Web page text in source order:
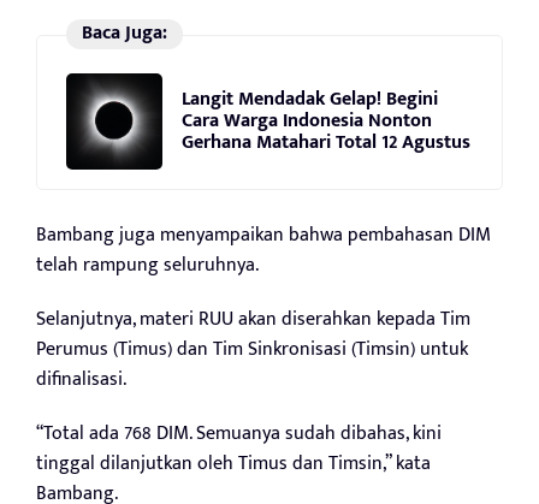
Baca Juga:
Langit Mendadak Gelap! Begini
Cara Warga Indonesia Nonton
Gerhana Matahari Total 12 Agustus
Bambang juga menyampaikan bahwa pembahasan DIM
telah rampung seluruhnya.
Selanjutnya, materi RUU akan diserahkan kepada Tim
Perumus (Timus) dan Tim Sinkronisasi (Timsin) untuk
difinalisasi.
“Total ada 768 DIM. Semuanya sudah dibahas, kini
tinggal dilanjutkan oleh Timus dan Timsin,” kata
Bambang.